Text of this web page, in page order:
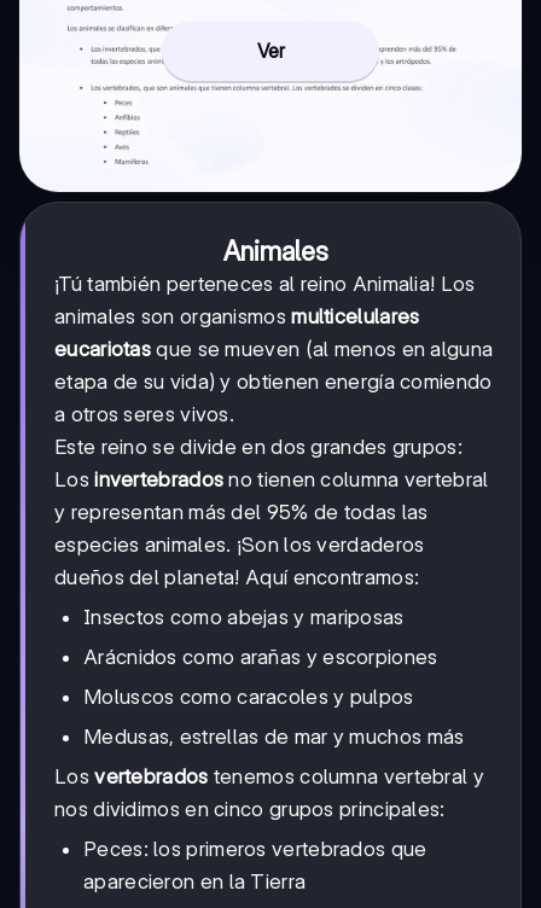
Ver
Animales
¡Tú también perteneces al reino Animalia! Los
animales son organismosmulticelulares
eucariotas que se mueven (al menos en alguna
etapa de su vida) y obtienen energía comiendo
a otros seres vivos.
Este reino se divide en dos grandes grupos:
Losinvertebrados no tienen columna vertebral
y representan más del 95% de todas las
especies animales. ¡Son los verdaderos
dueños del planeta! Aquí encontramos:
Insectos como abejas y mariposas
Arácnidos como arañas y escorpiones
Moluscos como caracoles y pulpos
Medusas, estrellas de mar y muchos más
Losvertebrados tenemos columna vertebral y
nos dividimos en cinco grupos principales:
Peces: los primeros vertebrados que
aparecieron en la Tierra